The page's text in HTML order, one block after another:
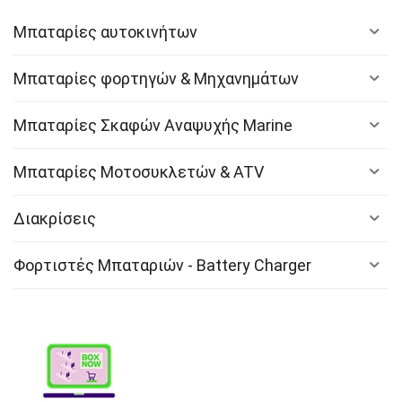
Μπαταρίες αυτοκινήτων
Μπαταρίες φορτηγών & Μηχανημάτων
Μπαταρίες Σκαφών Αναψυχής Marine
Μπαταρίες Μοτοσυκλετών & ATV
Διακρίσεις
Φορτιστές Μπαταριών - Battery Charger